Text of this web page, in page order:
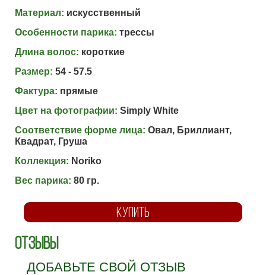
Материал: искусственный
Особенности парика: трессы
Длина волос: короткие
Размер: 54 - 57.5
Фактура: прямые
Цвет на фотографии: Simply White
Соответствие форме лица: Овал, Бриллиант,
Квадрат, Груша
Коллекция: Noriko
Вес парика: 80 гр.
КУПИТЬ
Отзывы
ДОБАВЬТЕ СВОЙ ОТЗЫВ